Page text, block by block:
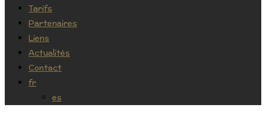
Tarifs
Partenaires
Liens
Actualités
Contact
fr
es